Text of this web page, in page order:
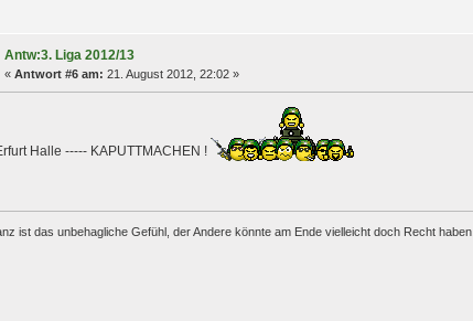
Antw:3. Liga 2012/13
«Antwort #6 am: 21. August 2012, 22:02 »
Halle ----- KAPUTTMACHEN !
ist das unbehagliche Gefühl, der Andere könnte am Ende vielleicht doch Recht haben.